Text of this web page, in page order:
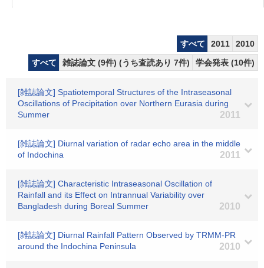
すべて 2011
2010
すべて
雑誌論文 (9件) (うち査読あり 7件) 学会発表 (10件)
[雑誌論文] Spatiotemporal Structures of the Intraseasonal
Oscillations of Precipitation over Northern Eurasia during
Summer
2011
[雑誌論文] Diurnal variation of radar echo area in the middle
of Indochina
2011
[雑誌論文] Characteristic Intraseasonal Oscillation of
Rainfall and its Effect on Intrannual Variability over
Bangladesh during Boreal Summer
2010
[雑誌論文] Diurnal Rainfall Pattern Observed by TRMM-PR
around the Indochina Peninsula
2010